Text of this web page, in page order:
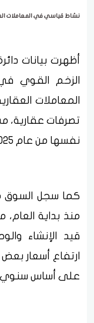
نشاط قياسي في المعاملات
أظهرت بيانات
الزخم القوي
نفسها من عام 2025.
كما سجل السوق
منذ بداية
قيد الإنشاء
على أساس